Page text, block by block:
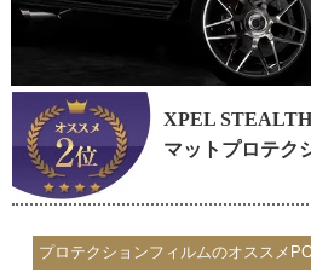
XPEL STEALTH
マットプロテク
プロテクションフィルムのオススメ